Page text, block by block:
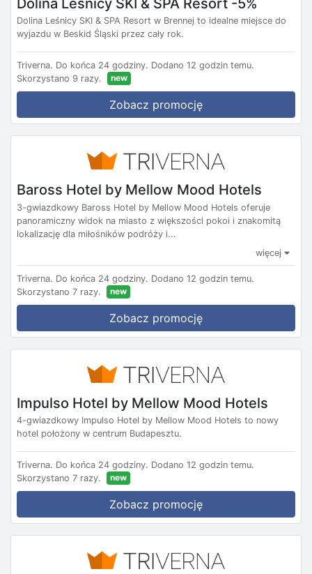
Dolina Leśnicy SKI & SPA Resort w Brennej to idealne miejsce do
wyjazdu w Beskid Śląski przez cały rok.
Triverna. Do końca 24 godziny. Dodano 12 godzin temu.
Skorzystano 9 razy.
new
Zobacz promocję
Baross Hotel by Mellow Mood Hotels
3-gwiazdkowy Baross Hotel by Mellow Mood Hotels oferuje
panoramiczny widok na miasto z większości pokoi i znakomitą
lokalizację dla miłośników podróży i...
więcej
Triverna. Do końca 24 godziny. Dodano 12 godzin temu.
Skorzystano 7 razy.
new
Zobacz promocję
Impulso Hotel by Mellow Mood Hotels
4-gwiazdkowy Impulso Hotel by Mellow Mood Hotels to nowy
hotel położony w centrum Budapesztu.
Triverna. Do końca 24 godziny. Dodano 12 godzin temu.
Skorzystano 7 razy.
new
Zobacz promocję